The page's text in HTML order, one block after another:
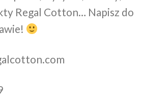
Regal Cotton… Napisz do